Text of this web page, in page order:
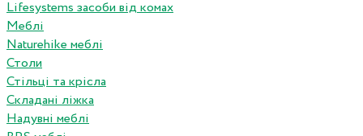
Lifesystems засоби від комах
Меблі
Naturehike меблі
Столи
Стільці та крісла
Складані ліжка
Надувні меблі